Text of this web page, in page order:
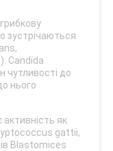
зустрічаються
Candida
чутливості до
нього
як
gattii,
Blastomices